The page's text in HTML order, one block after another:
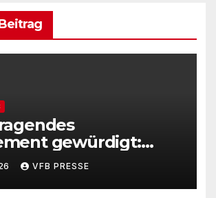
gewürdigt:
ist
des Jahres
Gemeinde
VFB PRESSE